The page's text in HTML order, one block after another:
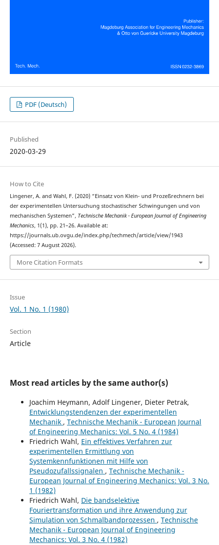
PDF (Deutsch)
Published
2020-03-29
How to Cite
Lingener, A. and Wahl, F. (2020) “Einsatz von Klein- und Prozeßrechnern bei
der experimentellen Untersuchung stochastischer Schwingungen und von
mechanischen Systemen”, Technische Mechanik - European Journal of Engineering
Mechanics, 1(1), pp. 21–26. Available at:
https://journals.ub.ovgu.de/index.php/techmech/article/view/1943
(Accessed: 7 August 2026).
More Citation Formats
Issue
Vol. 1 No. 1 (1980)
Section
Article
Most read articles by the same author(s)
Joachim Heymann, Adolf Lingener, Dieter Petrak,
Entwicklungstendenzen der experimentellen
Mechanik , Technische Mechanik - European Journal
of Engineering Mechanics: Vol. 5 No. 4 (1984)
Friedrich Wahl, Ein effektives Verfahren zur
experimentellen Ermittlung von
Systemkennfunktionen mit Hilfe von
Pseudozufallssignalen , Technische Mechanik -
European Journal of Engineering Mechanics: Vol. 3 No.
1 (1982)
Friedrich Wahl, Die bandselektive
Fouriertransformation und ihre Anwendung zur
Simulation von Schmalbandprozessen , Technische
Mechanik - European Journal of Engineering
Mechanics: Vol. 3 No. 4 (1982)